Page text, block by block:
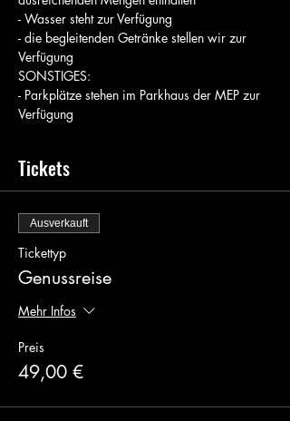
- Wasser steht zur Verfügung
- die begleitenden Getränke stellen wir zur
Verfügung
SONSTIGES:
- Parkplätze stehen im Parkhaus der MEP zur
Verfügung
Tickets
Ausverkauft
Tickettyp
Genussreise
Mehr Infos
Preis
49,00 €